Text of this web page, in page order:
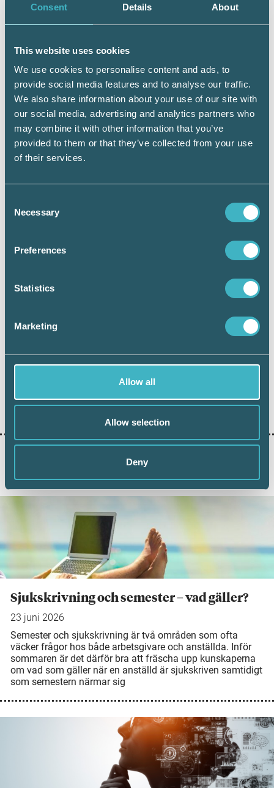
Consent Details About
This website uses cookies
We use cookies to personalise content and ads, to
provide social media features and to analyse our traffic.
We also share information about your use of our site with
our social media, advertising and analytics partners who
may combine it with other information that you’ve
provided to them or that they’ve collected from your use
of their services.
Selection
Necessary
Preferences
Statistics
Marketing
Allow all
Allow selection
Deny
förbereda oss, vi vet ju vilken information
förändringar i systemet. Vårt arbete börjar
egentligen när strejken är slut, det är ju då
ändringarna i alla avtal ska göras.
– En flygstrejk är annorlunda än andra
sammanhang, den är så extremt publik och
blir kostsam på många sätt. Många och stora
förhållandevis lite kritik som bolag för den här
förstående, de har fått snabb hjälp från vår
upplevelsen vi har nu i efterhand, avslutar Ola
Pettersson.
Dela:
AKTUELLA ARTIKLAR
Sjukskrivning och semester – vad gäller?
23 juni 2026
Semester och sjukskrivning är två områden som ofta
väcker frågor hos både arbetsgivare och anställda. Inför
sommaren är det därför bra att fräscha upp kunskaperna
om vad som gäller när en anställd är sjukskriven samtidigt
som semestern närmar sig